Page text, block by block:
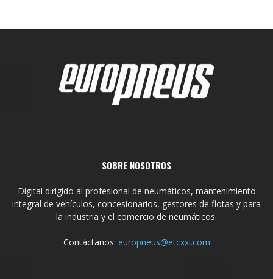
SOBRE NOSOTROS
Digital dirigido al profesional de neumáticos, mantenimiento
integral de vehículos, concesionarios, gestores de flotas y para
la industria y el comercio de neumáticos.
Contáctanos: europneus@etcxxi.com